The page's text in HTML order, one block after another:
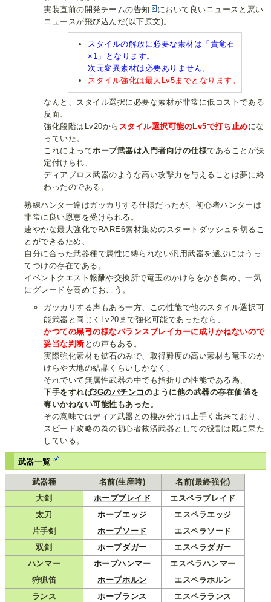
実装直前の開発チームの告知
において良いニュースと悪い
ニュースが飛び込んだ(以下原文)。
スタイルの解放に必要な素材は「貴竜石
×1」となります。
次元変異素材は必要ありません。
スタイル強化は最大Lv5までとなります。
なんと、スタイル選択に必要な素材が非常に低コストである
反面、
強化段階はLv20から スタイル選択可能のLv5で打ち止めにな
っていた。
これによってホープ武器は入門者向けの仕様であることが決
定付けられ、
ディアブロス武器のような高い攻撃力を与えることは夢に終
わったのである。
熟練ハンター達はガッカリする仕様だったが、初心者ハンターは
非常に良い恩恵を受けられる。
速やかな最大強化でRARE6素材集めのスタートダッシュを切るこ
とができるため、
自分に合った武器種で属性に縛られない汎用武器を選ぶにはうっ
てつけの存在である。
イベントクエスト報酬や交換所で竜玉のかけらをかき集め、一気
にグレードを高めておこう。
ガッカリする声もある一方、この性能で他のスタイル選択可
能武器と同じくLv20まで強化可能であったなら、
かつての黒弓の様なバランスブレイカーに成りかねないので
妥当な判断との声もある。
実際強化素材も鉱石のみで、取得難度の高い素材も竜玉のか
けらや大地の結晶くらいしかなく、
それでいて無属性武器の中でも指折りの性能である為、
下手をすれば3Gのパチンコ のように他の武器の存在価値を
奪いかねない可能性もあった。
その意味ではディア武器との棲み分けは上手く出来ており、
スピード攻略の為の初心者救済武器としての役割は既に果た
している。
武器一覧
武器種 名前(生産時)
名前(最終強化)
大剣
ホープブレイド
エスペラブレイド
太刀
ホープエッジ
エスペラエッジ
片手剣
ホープソード
エスペラソード
双剣
ホープダガー
エスペラダガー
ハンマー
ホープハンマー
エスペラハンマー
狩猟笛
ホープホルン
エスペラホルン
ランス
ホープランス
エスペラランス